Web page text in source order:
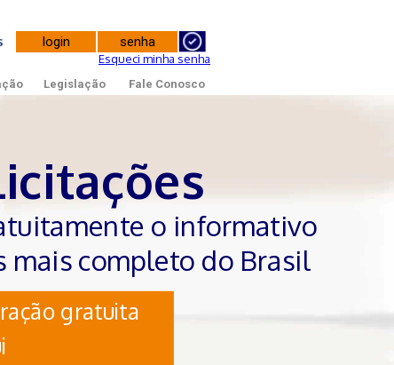
Esqueci minha senha
Legislação Fale Conosco
o informativo
mais completo do Brasil
gratuita